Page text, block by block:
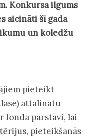
Konkursa ilgums
aicināti šī gada
un koledžu
pieteikt
attālinātu
fonda pārstāvi, lai
pieteikšanās